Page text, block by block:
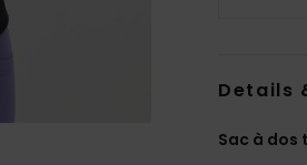
Details
Sac à dos